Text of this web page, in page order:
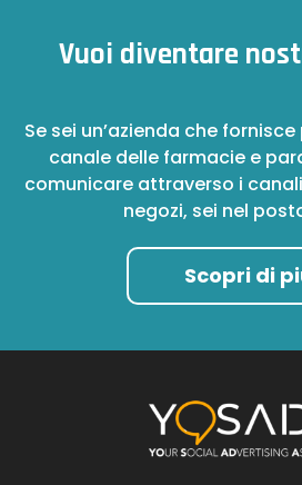
Vuoi diventare
Se sei un’azienda che
canale delle farmacie e
comunicare attraverso i
negozi, sei nel
Scopri di